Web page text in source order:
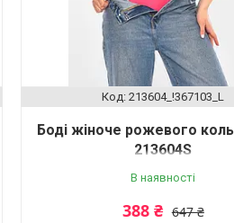
213604_!367103_L
Боді жіноче рожевого
213604S
В наявності
647 ₴
388 ₴